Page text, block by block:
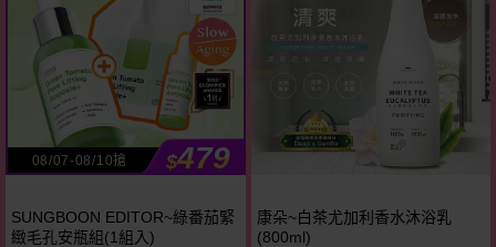
08/07-08/10搶 $479
SUNGBOON EDITOR~綠番茄緊
緻毛孔安瓶組(1組入)
康朵~白茶尤加利香水沐浴乳
(800ml)